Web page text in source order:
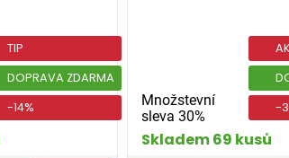
TIP
DOPRAVA ZDARMA
-14%
Množstevní
sleva 30%
-
Skladem 69 kusů